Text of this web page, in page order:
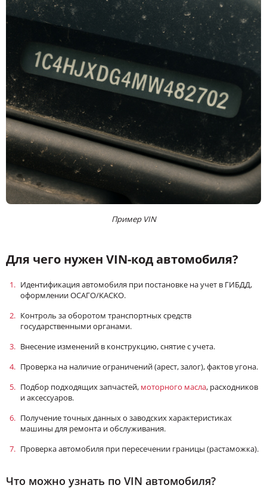
Пример VIN
Для чего нужен VIN-код автомобиля?
Идентификация автомобиля при постановке на учет в ГИБДД,
оформлении ОСАГО/КАСКО.
Контроль за оборотом транспортных средств
государственными органами.
Внесение изменений в конструкцию, снятие с учета.
Проверка на наличие ограничений (арест, залог), фактов угона.
Подбор подходящих запчастей, моторного масла, расходников
и аксессуаров.
Получение точных данных о заводских характеристиках
машины для ремонта и обслуживания.
Проверка автомобиля при пересечении границы (растаможка).
Что можно узнать по VIN автомобиля?